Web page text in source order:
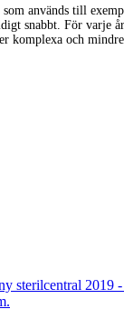
används till
snabbt. För varje
komplexa och